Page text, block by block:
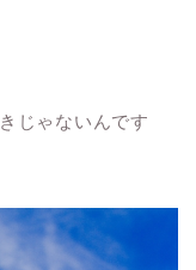
じゃないんです